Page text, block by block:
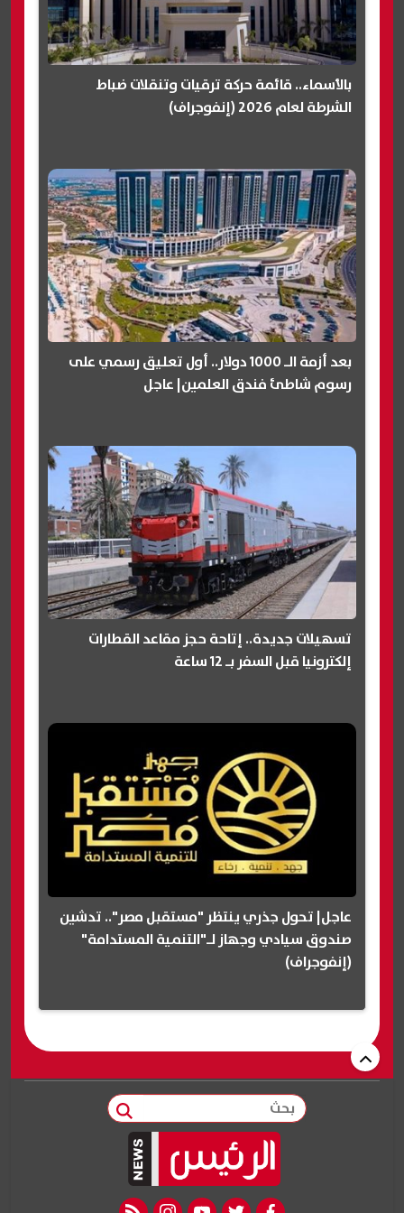
بالأسماء.. قائمة حركة ترقيات وتنقلات ضباط
الشرطة لعام 2026 (إنفوجراف)
بعد أزمة الـ 1000 دولار.. أول تعليق رسمي على
رسوم شاطئ فندق العلمين| عاجل
تسهيلات جديدة.. إتاحة حجز مقاعد القطارات
إلكترونيا قبل السفر بـ 12 ساعة
عاجل| تحول جذري ينتظر "مستقبل مصر".. تدشين
صندوق سيادي وجهاز لـ"التنمية المستدامة"
(إنفوجراف)
بحث